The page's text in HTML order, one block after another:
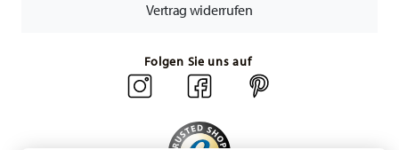
Retourenservice.
Vertrag widerrufen
Folgen Sie uns auf